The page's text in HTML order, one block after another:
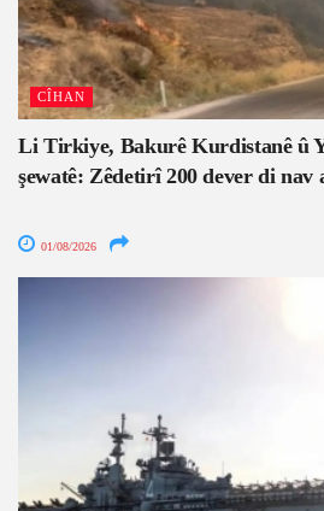
CÎHAN
Li Tirkiye, Bakurê Kurdistanê û
şewatê: Zêdetirî 200 dever di nav
01/08/2026